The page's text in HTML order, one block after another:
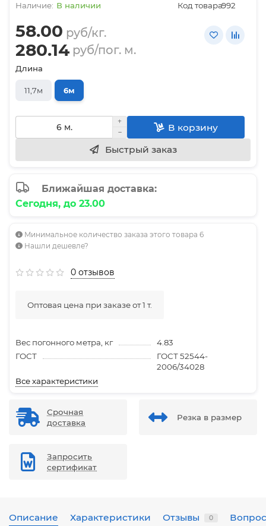
В наличии Код товара:992
58.00 руб/кг.
280.14 руб/пог. м.
Длина
11,7м 6м
В корзину
Быстрый заказ
Ближайшая доставка:
Сегодня, до 23.00
Минимальное количество заказа этого товара 6
Нашли дешевле?
0 отзывов
Оптовая цена при заказе от 1 т.
Вес погонного метра, кг
4.83
ГОСТ
ГОСТ 52544-
2006/34028
Все характеристики
Срочная
доставка
Резка в размер
Запросить
сертификат
Описание Характеристики Отзывы 0